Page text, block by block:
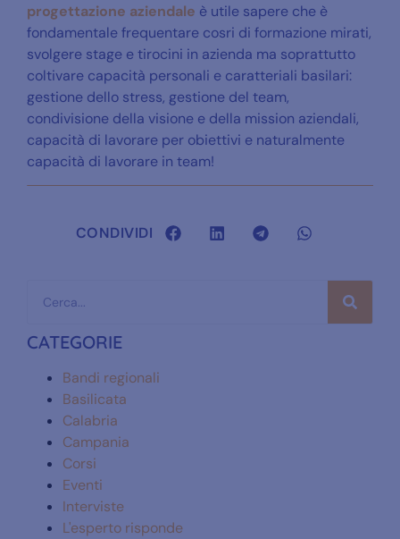
progettazione aziendale è utile sapere che è
fondamentale frequentare cosri di formazione mirati,
svolgere stage e tirocini in azienda ma soprattutto
coltivare capacità personali e caratteriali basilari:
gestione dello stress, gestione del team,
condivisione della visione e della mission aziendali,
capacità di lavorare per obiettivi e naturalmente
capacità di lavorare in team!
CONDIVIDI
CATEGORIE
Bandi regionali
Basilicata
Calabria
Campania
Corsi
Eventi
Interviste
L'esperto risponde